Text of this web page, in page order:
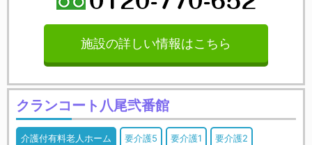
施設の詳しい情報はこちら
クランコート八尾弐番館
介護付有料老人ホーム 要介護5 要介護1 要介護2